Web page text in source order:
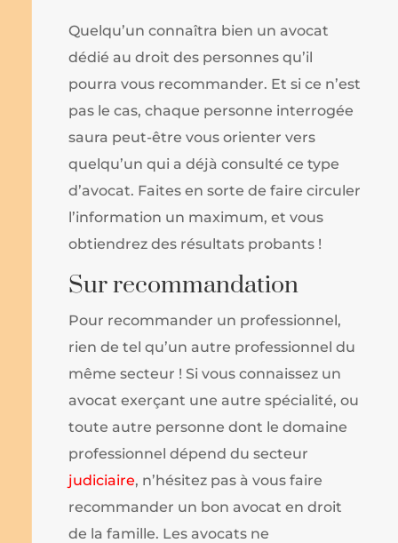
Quelqu’un connaîtra bien un avocat
dédié au droit des personnes qu’il
pourra vous recommander. Et si ce n’est
pas le cas, chaque personne interrogée
saura peut-être vous orienter vers
quelqu’un qui a déjà consulté ce type
d’avocat. Faites en sorte de faire circuler
l’information un maximum, et vous
obtiendrez des résultats probants !
Sur recommandation
Pour recommander un professionnel,
rien de tel qu’un autre professionnel du
même secteur ! Si vous connaissez un
avocat exerçant une autre spécialité, ou
toute autre personne dont le domaine
professionnel dépend du secteur
judiciaire, n’hésitez pas à vous faire
recommander un bon avocat en droit
de la famille. Les avocats ne